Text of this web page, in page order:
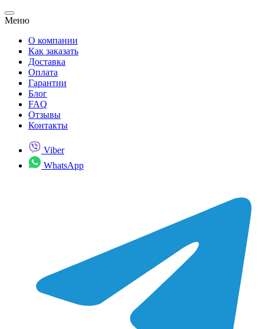
Меню
О компании
Как заказать
Доставка
Оплата
Гарантии
Блог
FAQ
Отзывы
Контакты
Viber
WhatsApp